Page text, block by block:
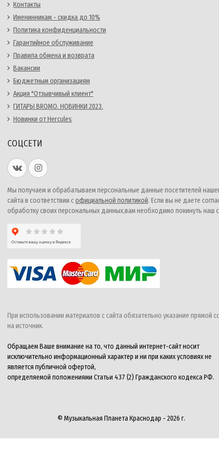
Контакты
Именинникам - скидка до 10%
Политика конфиденциальности
Гарантийное обслуживание
Правила обмена и возврата
Вакансии
Бюджетным организациям
Акция "Отзывчивый клиент"
ГИТАРЫ BROMO. НОВИНКИ 2023.
Новинки от Hercules
СОЦСЕТИ
Мы получаем и обрабатываем персональные данные посетителей
сайта в соответствии софициальной политикой. Если вы не даете
обработку своих персональных данных,вам необходимо покинуть наш
При использовании материалов с сайта обязательно указание прямой
на источник.
Обращаем Ваше внимание на то, что данный интернет-сайт носит
исключительно информационный характер и ни при каких условиях не
является публичной офертой,
определяемой положениями Статьи 437 (2) Гражданского кодекса РФ.
© Музыкальная Планета Краснодар - 2026 г.